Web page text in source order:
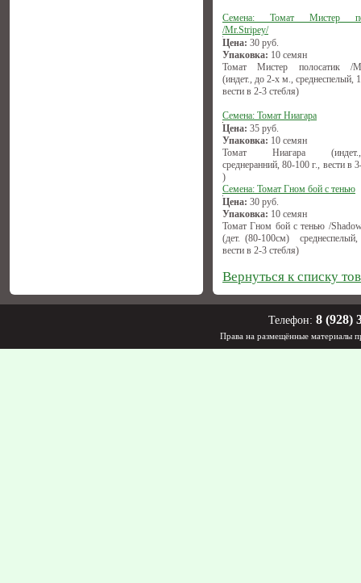
Семена: Томат Мистер
/Mr.Stripey/
Цена: 30 руб.
Упаковка: 10 семян
Томат Мистер полосатик /
(индет., до 2-х м., среднеспелый,
вести в 2-3 стебля)
Семена: Томат Ниагара
Цена: 35 руб.
Упаковка: 10 семян
Томат Ниагара
среднеранний, 80-100 г., вести в
)
Семена: Томат Гном бой с тенью
Цена: 30 руб.
Упаковка: 10 семян
Томат Гном бой с тенью /
(дет. (80-100см)
вести в 2-3 стебля)
Вернуться к списку
Телефон: 8 (928)
Права на размещённые материалы